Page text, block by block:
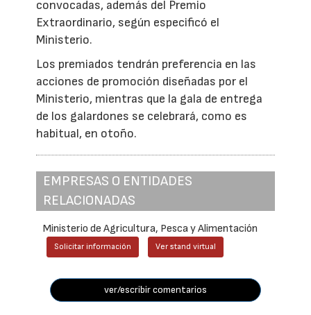
convocadas, además del Premio
Extraordinario, según especificó el
Ministerio.
Los premiados tendrán preferencia en las
acciones de promoción diseñadas por el
Ministerio, mientras que la gala de entrega
de los galardones se celebrará, como es
habitual, en otoño.
EMPRESAS O ENTIDADES
RELACIONADAS
Ministerio de Agricultura, Pesca y Alimentación
Solicitar información Ver stand virtual
ver/escribir comentarios